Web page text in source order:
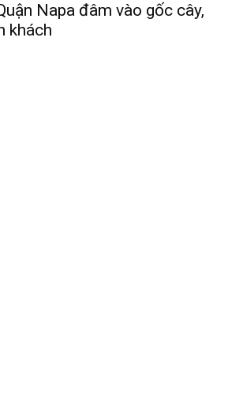
Napa đâm vào gốc cây,
khách